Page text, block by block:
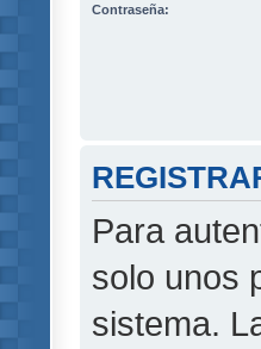
Contraseña:
Para
solo unos
sistema.